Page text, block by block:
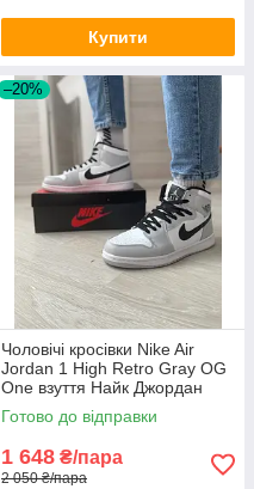
Купити
–20%
Чоловічі кросівки Nike Air
Jordan 1 High Retro Gray OG
One взуття Найк Джордан
високі сірі шкіряні осінь весна
Готово до відправки
1 648 ₴/пара
2 050 ₴/пара